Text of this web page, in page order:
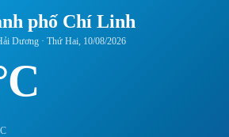
phố Chí Linh
Dương · Thứ Hai, 10/08/2026